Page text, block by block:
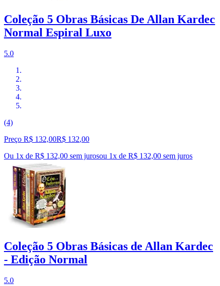
Coleção 5 Obras Básicas De Allan Kardec
Normal Espiral Luxo
5.0
(4)
Preço R$ 132,00R$ 132,00
Ou 1x de R$ 132,00 sem jurosou 1x de R$ 132,00 sem juros
Coleção 5 Obras Básicas de Allan Kardec
- Edição Normal
5.0